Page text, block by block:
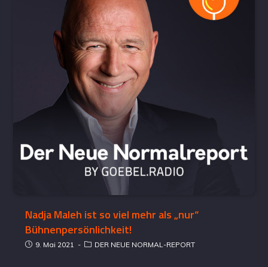
Nadja Maleh ist so viel mehr als „nur“
Bühnenpersönlichkeit!
9. Mai 2021 DER NEUE NORMAL-REPORT